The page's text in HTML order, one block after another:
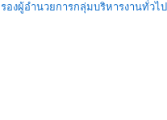
รองผู้อำนวยการกลุ่มบริหารงานทั่วไป